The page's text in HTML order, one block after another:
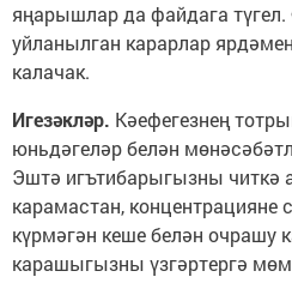
яңарышлар да файдага
уйланылган карарлар
калачак.
Игезәкләр. Кәефегезнең
юньдәгеләр белән
Эштә игътибарыгызны читкә
карамастан, концентрацияне
күрмәгән кеше белән очрашу
карашыгызны үзгәртергә